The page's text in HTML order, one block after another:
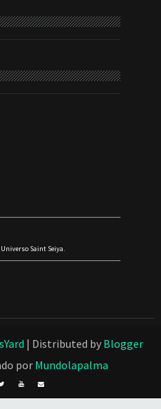
Saint Seiya.
| Distributed by Blogger
por Mundolapalma